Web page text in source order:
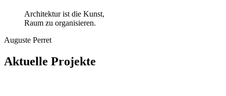
Architektur ist die Kunst,
Raum zu organisieren.
Auguste Perret
Aktuelle Projekte